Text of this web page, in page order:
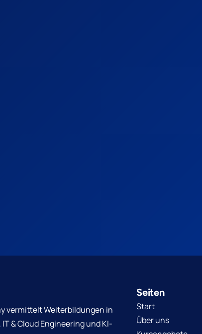
vermittelt Weiterbildungen in
& Cloud Engineering und KI-
Seiten
Start
Über uns